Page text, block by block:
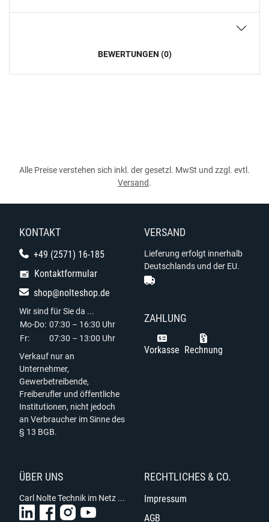
BEWERTUNGEN (0)
Alle Preise verstehen sich inkl. der gesetzl. MwSt und zzgl. evtl.
Versand.
KONTAKT
+49 (2571) 16-185
Kontaktformular
shop@nolteshop.de
Wir sind für Sie da ...
Mo-Do: 07:30 – 16:30 Uhr
Fr:
07:30 – 13:00 Uhr
Verkauf nur an
Unternehmer,
Gewerbetreibende,
Freiberufler und öffentliche
Institutionen, nicht jedoch
an Verbraucher im Sinne des
§ 13 BGB.
VERSAND
Lieferung erfolgt innerhalb
Deutschlands und der EU.
ZAHLUNG
Vorkasse Rechnung
ÜBER UNS
Carl Nolte Technik im Netz ...
RECHTLICHES & CO.
Impressum
AGB